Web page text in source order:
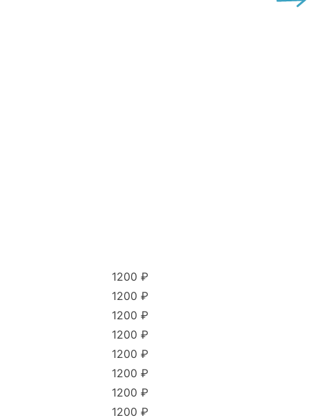
1200 ₽
1200 ₽
1200 ₽
1200 ₽
1200 ₽
1200 ₽
1200 ₽
1200 ₽